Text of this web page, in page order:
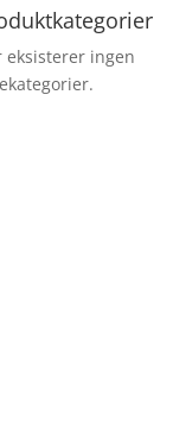
eksisterer ingen